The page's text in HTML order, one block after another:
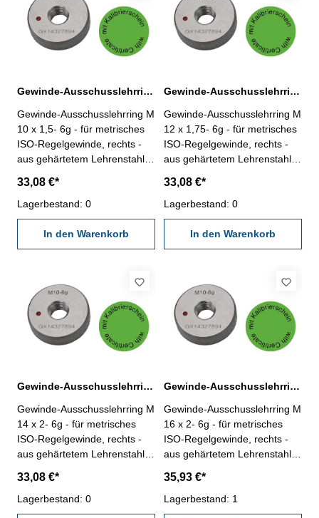
Gewinde-Ausschusslehrring M 10 x 1,5- 6g DIN 13
Gewinde-Ausschusslehrring M
10 x 1,5- 6g - für metrisches
ISO-Regelgewinde, rechts -
aus gehärtetem Lehrenstahl -
- mit Kalibrierschein nach
VDI/VDE/DGQ 2618/4.8
Abmessung: M 10 x 1,5
33,08 €*
Lagerbestand: 0
In den Warenkorb
Gewinde-Ausschusslehrring M 12 x 1,75- 6g DIN 13
Gewinde-Ausschusslehrring M
12 x 1,75- 6g - für metrisches
ISO-Regelgewinde, rechts -
aus gehärtetem Lehrenstahl -
- mit Kalibrierschein nach
VDI/VDE/DGQ 2618/4.8
Abmessung: M 12 x 1,75
33,08 €*
Lagerbestand: 0
In den Warenkorb
Gewinde-Ausschusslehrring M 14 x 2- 6g DIN 13
Gewinde-Ausschusslehrring M
14 x 2- 6g - für metrisches
ISO-Regelgewinde, rechts -
aus gehärtetem Lehrenstahl -
- mit Kalibrierschein nach
VDI/VDE/DGQ 2618/4.8
Abmessung: M 14 x 2
33,08 €*
Lagerbestand: 0
Gewinde-Ausschusslehrring M 16 x 2- 6g DIN 13
Gewinde-Ausschusslehrring M
16 x 2- 6g - für metrisches
ISO-Regelgewinde, rechts -
aus gehärtetem Lehrenstahl -
- mit Kalibrierschein nach
VDI/VDE/DGQ 2618/4.8
Abmessung: M 16 x 2
35,93 €*
Lagerbestand: 1